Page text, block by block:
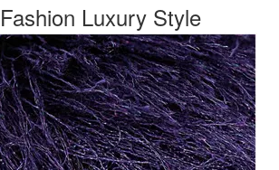
Luxury Style